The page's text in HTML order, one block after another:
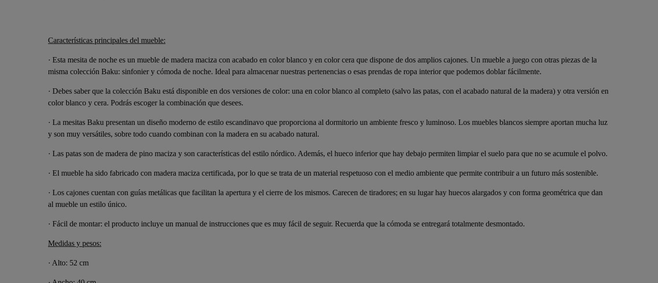
Características principales del mueble:
· Esta mesita de noche es un mueble de madera maciza con acabado en color blanco y en color cera que dispone de dos amplios cajones. Un mueble a juego con otras piezas de la
misma colección Baku: sinfonier y cómoda de noche. Ideal para almacenar nuestras pertenencias o esas prendas de ropa interior que podemos doblar fácilmente.
· Debes saber que la colección Baku está disponible en dos versiones de color: una en color blanco al completo (salvo las patas, con el acabado natural de la madera) y otra versión en
color blanco y cera. Podrás escoger la combinación que desees.
· La mesitas Baku presentan un diseño moderno de estilo escandinavo que proporciona al dormitorio un ambiente fresco y luminoso. Los muebles blancos siempre aportan mucha luz
y son muy versátiles, sobre todo cuando combinan con la madera en su acabado natural.
· Las patas son de madera de pino maciza y son características del estilo nórdico. Además, el hueco inferior que hay debajo permiten limpiar el suelo para que no se acumule el polvo.
· El mueble ha sido fabricado con madera maciza certificada, por lo que se trata de un material respetuoso con el medio ambiente que permite contribuir a un futuro más sostenible.
· Los cajones cuentan con guías metálicas que facilitan la apertura y el cierre de los mismos. Carecen de tiradores; en su lugar hay huecos alargados y con forma geométrica que dan
al mueble un estilo único.
· Fácil de montar: el producto incluye un manual de instrucciones que es muy fácil de seguir. Recuerda que la cómoda se entregará totalmente desmontado.
Medidas y pesos:
· Alto: 52 cm